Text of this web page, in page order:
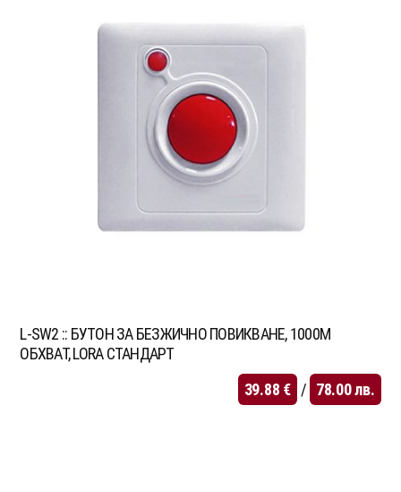
L-SW2 :: БУТОН ЗА БЕЗЖИЧНО ПОВИКВАНЕ, 1000М
ОБХВАТ, LORA СТАНДАРТ
39.88 € / 78.00лв.